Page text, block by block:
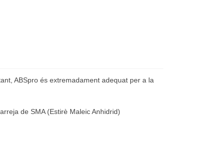
ABSpro és extremadament adequat per a la
de SMA (Estirè Maleic Anhidrid)